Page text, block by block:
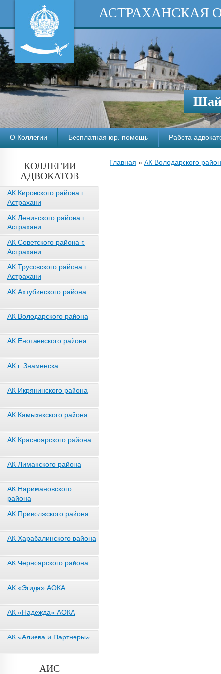
АСТРАХАНСКАЯ
О Коллегии Бесплатная юр. помощь Работа
КОЛЛЕГИИ
АДВОКАТОВ
АК Кировского района г.
Астрахани
АК Ленинского района г.
Астрахани
АК Советского района г.
Астрахани
АК Трусовского района г.
Астрахани
АК Ахтубинского района
АК Володарского района
АК Енотаевского района
АК г. Знаменска
АК Икрянинского района
АК Камызякского района
АК Красноярского района
АК Лиманского района
АК Наримановского
района
АК Приволжского района
АК Харабалинского района
АК Черноярского района
АК «Эгида» АОКА
АК «Надежда» АОКА
АК «Алиева и Партнеры»
АИС
Главная » АК Володарского